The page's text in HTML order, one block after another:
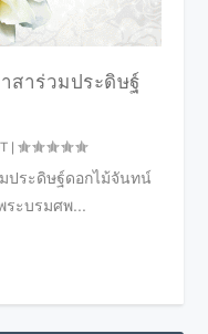
สาร่วมประดิษฐ์
|
ประดิษฐ์ดอกไม้จันทน์
ระบรมศพ...